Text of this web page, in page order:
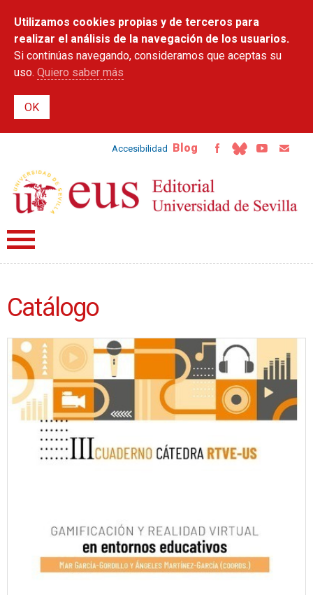
contenido
principal
Utilizamos cookies propias y de terceros para
realizar el análisis de la navegación de los usuarios.
Si continúas navegando, consideramos que aceptas su
uso. Quiero saber más
Accesibilidad Blog
Catálogo